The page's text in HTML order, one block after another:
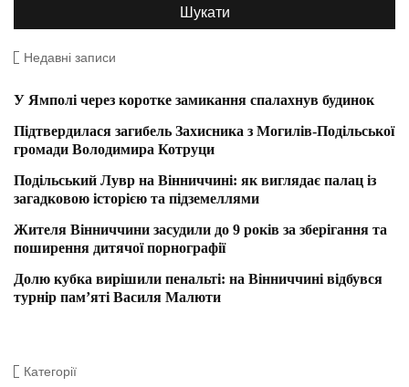
Недавні записи
У Ямполі через коротке замикання спалахнув будинок
Підтвердилася загибель Захисника з Могилів-Подільської
громади Володимира Котруци
Подільський Лувр на Вінниччині: як виглядає палац із
загадковою історією та підземеллями
Жителя Вінниччини засудили до 9 років за зберігання та
поширення дитячої порнографії
Долю кубка вирішили пенальті: на Вінниччині відбувся
турнір пам’яті Василя Малюти
Категорії